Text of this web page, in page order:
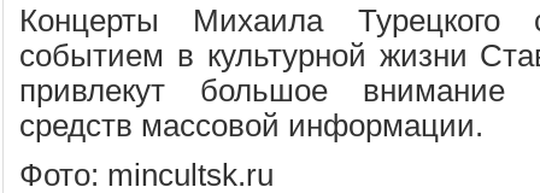
Концерты Михаила Турецкого
событием в культурной жизни
привлекут большое внимание
средств массовой информации.
Фото: mincultsk.ru